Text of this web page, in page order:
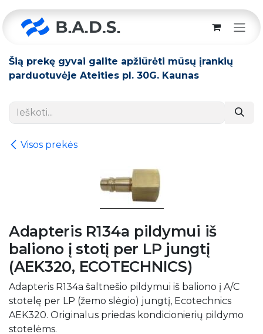
Šią prekę gyvai galite apžiūrėti mūsų įrankių
parduotuvėje Ateities pl. 30G. Kaunas
Visos prekės
Adapteris R134a pildymui iš
baliono į stotį per LP jungtį
(AEK320, ECOTECHNICS)
Adapteris R134a šaltnešio pildymui iš baliono į A/C
stotelę per LP (žemo slėgio) jungtį, Ecotechnics
AEK320. Originalus priedas kondicionierių pildymo
stotelėms.